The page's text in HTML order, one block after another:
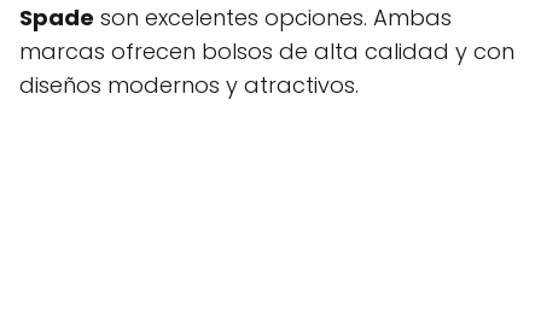
Spade son excelentes opciones. Ambas
marcas ofrecen bolsos de alta calidad y con
diseños modernos y atractivos.